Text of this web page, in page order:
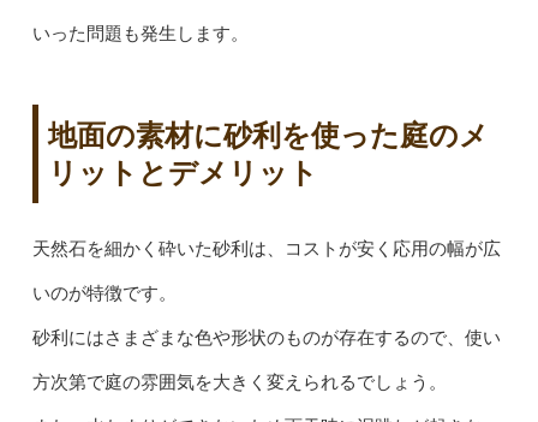
いった問題も発生します。
地面の素材に砂利を使った庭のメ
リットとデメリット
天然石を細かく砕いた砂利は、コストが安く応用の幅が広
いのが特徴です。
砂利にはさまざまな色や形状のものが存在するので、使い
方次第で庭の雰囲気を大きく変えられるでしょう。